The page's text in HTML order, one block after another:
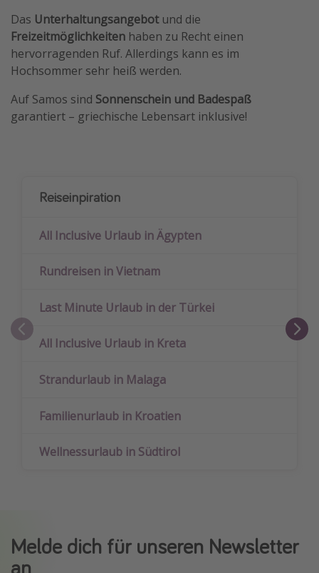
Das Unterhaltungsangebotund die
Freizeitmöglichkeiten haben zu Recht einen
hervorragenden Ruf. Allerdings kann es im
Hochsommer sehr heiß werden.
Auf Samos sind Sonnenschein und Badespaß
garantiert – griechische Lebensart inklusive!
Reiseinpiration
All Inclusive Urlaub in Ägypten
Rundreisen in Vietnam
Last Minute Urlaub in der Türkei
All Inclusive Urlaub in Kreta
Strandurlaub in Malaga
Familienurlaub in Kroatien
Wellnessurlaub in Südtirol
Melde dich für unseren Newsletter
an